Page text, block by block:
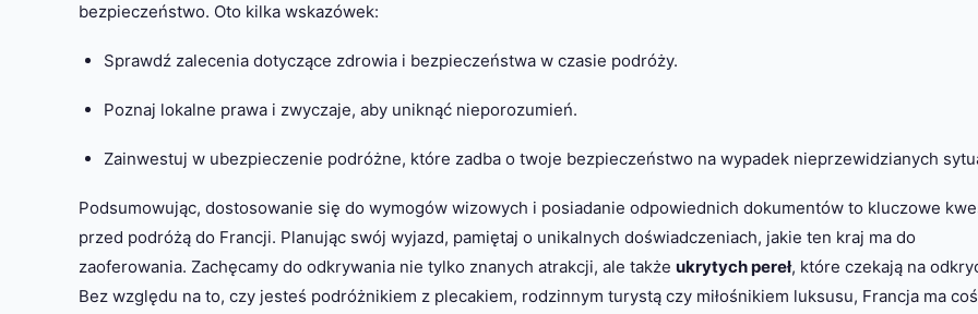
bezpieczeństwo. Oto kilka wskazówek:
Sprawdź zalecenia dotyczące zdrowia i bezpieczeństwa w czasie podróży.
Poznaj lokalne prawa i zwyczaje, aby uniknąć nieporozumień.
Zainwestuj w ubezpieczenie podróżne, które zadba o twoje bezpieczeństwo na wypadek nieprzewidzianych
Podsumowując, dostosowanie się do wymogów wizowych i posiadanie odpowiednich dokumentów to kluczowe
przed podróżą do Francji. Planując swój wyjazd, pamiętaj o unikalnych doświadczeniach, jakie ten kraj ma do
zaoferowania. Zachęcamy do odkrywania nie tylko znanych atrakcji, ale także ukrytych pereł, które czekają na
Bez względu na to, czy jesteś podróżnikiem z plecakiem, rodzinnym turystą czy miłośnikiem luksusu, Francja ma